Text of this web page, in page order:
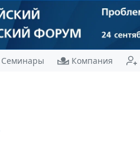
Семинары Компания